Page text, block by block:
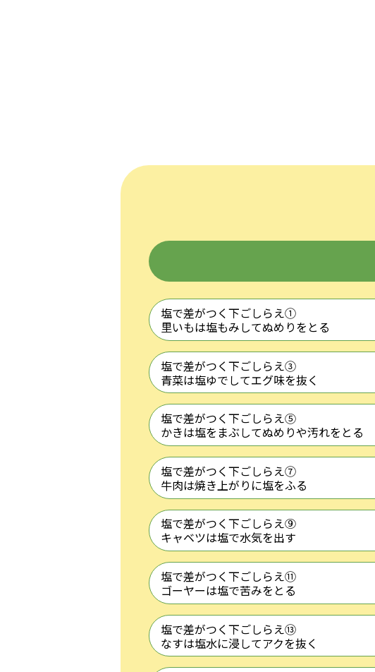
塩で差がつく下ごしらえ①
里いもは塩もみしてぬめりをとる
塩で差がつく下ごしらえ③
青菜は塩ゆでしてエグ味を抜く
塩で差がつく下ごしらえ⑤
かきは塩をまぶしてぬめりや汚れをとる
塩で差がつく下ごしらえ⑦
牛肉は焼き上がりに塩をふる
塩で差がつく下ごしらえ⑨
キャベツは塩で水気を出す
塩で差がつく下ごしらえ⑪
ゴーヤーは塩で苦みをとる
塩で差がつく下ごしらえ⑬
なすは塩水に浸してアクを抜く